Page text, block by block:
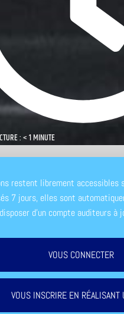
: < 1 MINUTE
restent librement accessibles
7 jours, elles sont
d'un compte auditeurs à
VOUS CONNECTER
VOUS INSCRIRE EN RÉALISANT